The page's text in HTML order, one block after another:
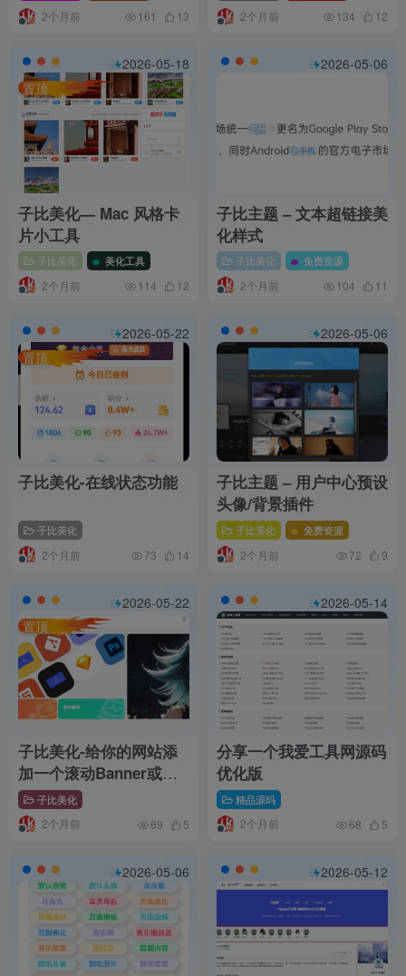
2个月前 161 13 2个月前 134 12
2026-05-18
置顶
子比美化— Mac 风格卡
片小工具
子比美化 美化工具
2个月前 114 12
2026-05-06
子比主题 – 文本超链接美
化样式
子比美化 免费资源
2个月前 104 11
2026-05-22
置顶
子比美化-在线状态功能
子比美化
2个月前 73 14
2026-05-06
子比主题 – 用户中心预设
头像/背景插件
子比美化 免费资源
2个月前 72 9
2026-05-22
置顶
子比美化-给你的网站添
加一个滚动Banner或头
部引导模块[网站美化]
子比美化
2个月前 69 5
2026-05-14
分享一个我爱工具网源码
优化版
精品源码
2个月前 68 5
2026-05-06 2026-05-12